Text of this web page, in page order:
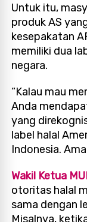
Untuk itu,
produk AS
kesepakatan
memiliki dua
negara.
“Kalau mau
Anda
yang
label halal
Indonesia.
Wakil Ketua
otoritas halal
sama dengan
Misalnya,